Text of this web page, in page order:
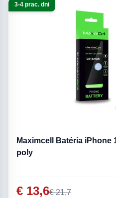
3-4 prac. dni
Maximcell Batéria iPhone
poly
€ 13,6€ 21,7